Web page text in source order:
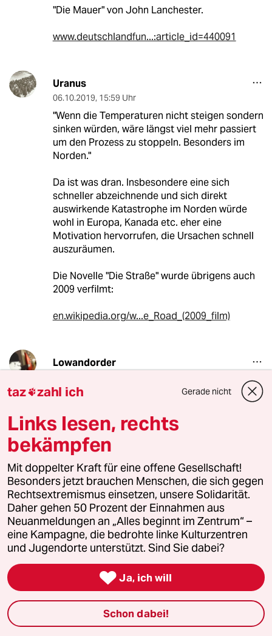
"Die Mauer" von John Lanchester.
www.deutschlandfun...:article_id=440091
Uranus
06.10.2019, 15:59 Uhr
"Wenn die Temperaturen nicht steigen sondern
sinken würden, wäre längst viel mehr passiert
um den Prozess zu stoppeln. Besonders im
Norden."
Da ist was dran. Insbesondere eine sich
schneller abzeichnende und sich direkt
auswirkende Katastrophe im Norden würde
wohl in Europa, Kanada etc. eher eine
Motivation hervorrufen, die Ursachen schnell
auszuräumen.
Die Novelle "Die Straße" wurde übrigens auch
2009 verfilmt:
en.wikipedia.org/w...e_Road_(2009_film)
Lowandorder
Ach was!
Lockvogel
Wenn die Temperaturen nicht steigen sondern
sinken würden, wäre längst viel mehr passiert
um den Prozess zu stoppeln.
Besonders im Norden.“
kurz - Lockvogel Wärme - “um den Prozess zu
stoppeln.
Besonders im Norden.“ Gellewelle. Kommt gut
Ja - Mein lieber Walter - meine liebe Schwab.
Ha no. Der traulichwett Stoppelacker bei hillich
taz zahl ich Gerade nicht
Links lesen, rechts
bekämpfen
Mit doppelter Kraft für eine offene Gesellschaft!
Besonders jetzt brauchen Menschen, die sich gegen
Rechtsextremismus einsetzen, unsere Solidarität.
Daher gehen 50 Prozent der Einnahmen aus
Neuanmeldungen an „Alles beginnt im Zentrum“ –
eine Kampagne, die bedrohte linke Kulturzentren
und Jugendorte unterstützt. Sind Sie dabei?
 Ja, ich will
Schon dabei!